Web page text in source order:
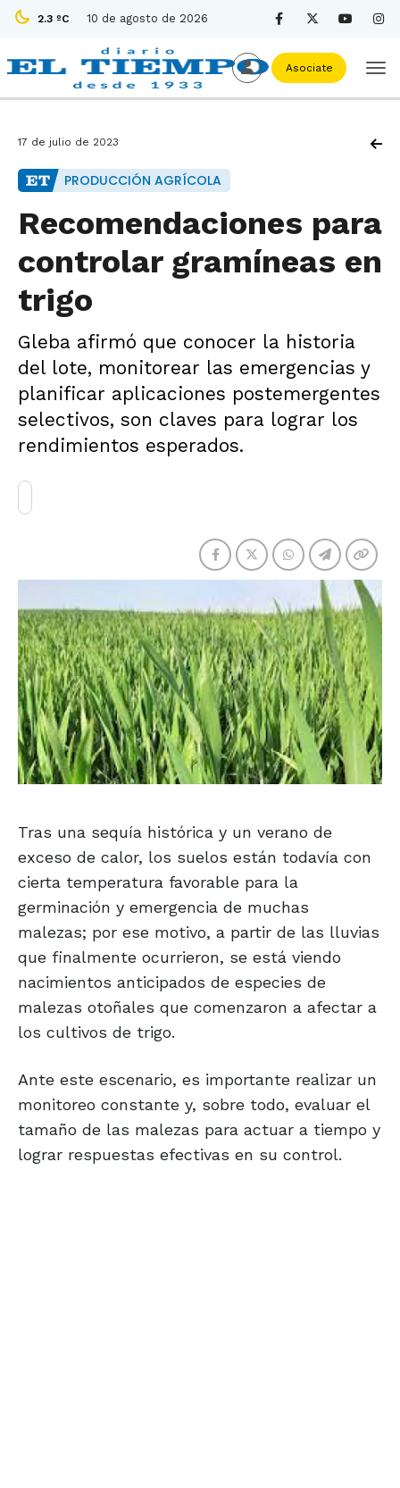
2.3 ºC 10 de agosto de 2026
Asociate
17 de julio de 2023
PRODUCCIÓN AGRÍCOLA
Recomendaciones para
controlar gramíneas en
trigo
Gleba afirmó que conocer la historia
del lote, monitorear las emergencias y
planificar aplicaciones postemergentes
selectivos, son claves para lograr los
rendimientos esperados.
Tras una sequía histórica y un verano de
exceso de calor, los suelos están todavía con
cierta temperatura favorable para la
germinación y emergencia de muchas
malezas; por ese motivo, a partir de las lluvias
que finalmente ocurrieron, se está viendo
nacimientos anticipados de especies de
malezas otoñales que comenzaron a afectar a
los cultivos de trigo.
Ante este escenario, es importante realizar un
monitoreo constante y, sobre todo, evaluar el
tamaño de las malezas para actuar a tiempo y
lograr respuestas efectivas en su control.